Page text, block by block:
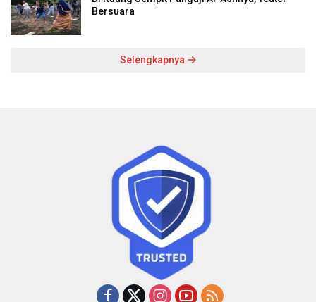
Bersuara
Selengkapnya